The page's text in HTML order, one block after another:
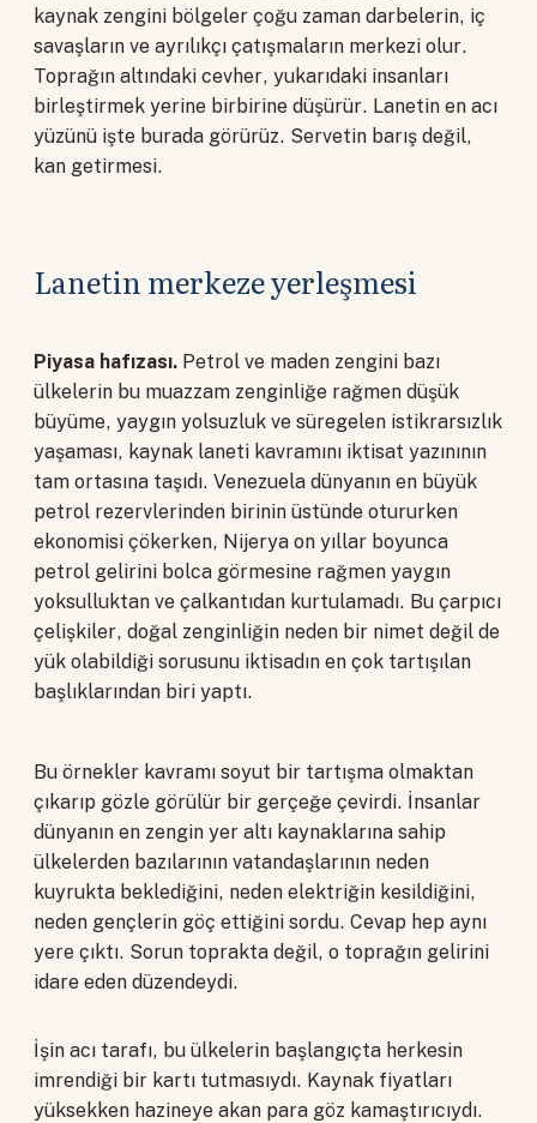
kaynak zengini bölgeler çoğu zaman darbelerin, iç
savaşların ve ayrılıkçı çatışmaların merkezi olur.
Toprağın altındaki cevher, yukarıdaki insanları
birleştirmek yerine birbirine düşürür. Lanetin en acı
yüzünü işte burada görürüz. Servetin barış değil,
kan getirmesi.
Lanetin merkeze yerleşmesi
Piyasa hafızası. Petrol ve maden zengini bazı
ülkelerin bu muazzam zenginliğe rağmen düşük
büyüme, yaygın yolsuzluk ve süregelen istikrarsızlık
yaşaması, kaynak laneti kavramını iktisat yazınının
tam ortasına taşıdı. Venezuela dünyanın en büyük
petrol rezervlerinden birinin üstünde otururken
ekonomisi çökerken, Nijerya on yıllar boyunca
petrol gelirini bolca görmesine rağmen yaygın
yoksulluktan ve çalkantıdan kurtulamadı. Bu çarpıcı
çelişkiler, doğal zenginliğin neden bir nimet değil de
yük olabildiği sorusunu iktisadın en çok tartışılan
başlıklarından biri yaptı.
Bu örnekler kavramı soyut bir tartışma olmaktan
çıkarıp gözle görülür bir gerçeğe çevirdi. İnsanlar
dünyanın en zengin yer altı kaynaklarına sahip
ülkelerden bazılarının vatandaşlarının neden
kuyrukta beklediğini, neden elektriğin kesildiğini,
neden gençlerin göç ettiğini sordu. Cevap hep aynı
yere çıktı. Sorun toprakta değil, o toprağın gelirini
idare eden düzendeydi.
İşin acı tarafı, bu ülkelerin başlangıçta herkesin
imrendiği bir kartı tutmasıydı. Kaynak fiyatları
yüksekken hazineye akan para göz kamaştırıcıydı.